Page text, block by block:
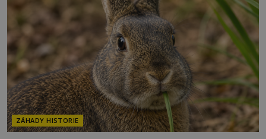
ztracených technologiích či tajemných
materiálech. Moderní metalurgie však ukazuje, že
skutečné vysvětlení je ješt
ZÁHADY HISTORIE